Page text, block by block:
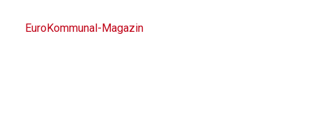
EuroKommunal-Magazin